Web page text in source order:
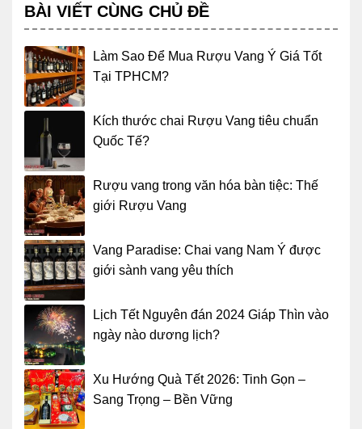
BÀI VIẾT CÙNG CHỦ ĐỀ
Làm Sao Để Mua Rượu Vang Ý Giá Tốt
Tại TPHCM?
Kích thước chai Rượu Vang tiêu chuẩn
Quốc Tế?
Rượu vang trong văn hóa bàn tiệc: Thế
giới Rượu Vang
Vang Paradise: Chai vang Nam Ý được
giới sành vang yêu thích
Lịch Tết Nguyên đán 2024 Giáp Thìn vào
ngày nào dương lịch?
Xu Hướng Quà Tết 2026: Tinh Gọn –
Sang Trọng – Bền Vững